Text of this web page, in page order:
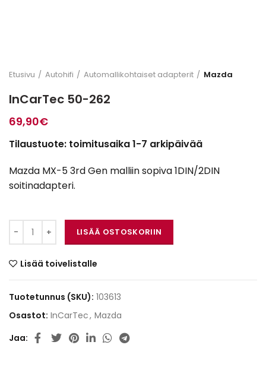
Etusivu Autohifi Automallikohtaiset adapterit Mazda
InCarTec 50-262
69,90€
Tilaustuote: toimitusaika 1-7 arkipäivää
Mazda MX-5 3rd Gen malliin sopiva 1DIN/2DIN
soitinadapteri.
InCarTec 50-262 määrä
LISÄÄ OSTOSKORIIN
Lisää toivelistalle
Tuotetunnus (SKU): 103613
Osastot: InCarTec, Mazda
Jaa